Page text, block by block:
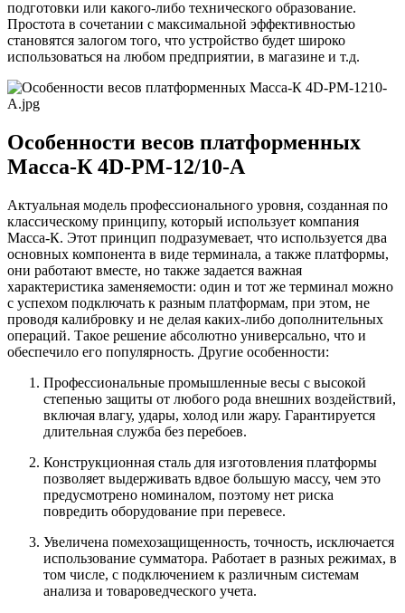
подготовки или какого-либо технического образование.
Простота в сочетании с максимальной эффективностью
становятся залогом того, что устройство будет широко
использоваться на любом предприятии, в магазине и т.д.
Особенности весов платформенных
Масса-К 4D-PM-12/10-A
Актуальная модель профессионального уровня, созданная по
классическому принципу, который использует компания
Масса-К. Этот принцип подразумевает, что используется два
основных компонента в виде терминала, а также платформы,
они работают вместе, но также задается важная
характеристика заменяемости: один и тот же терминал можно
с успехом подключать к разным платформам, при этом, не
проводя калибровку и не делая каких-либо дополнительных
операций. Такое решение абсолютно универсально, что и
обеспечило его популярность. Другие особенности:
Профессиональные промышленные весы с высокой
степенью защиты от любого рода внешних воздействий,
включая влагу, удары, холод или жару. Гарантируется
длительная служба без перебоев.
Конструкционная сталь для изготовления платформы
позволяет выдерживать вдвое большую массу, чем это
предусмотрено номиналом, поэтому нет риска
повредить оборудование при перевесе.
Увеличена помехозащищенность, точность, исключается
использование сумматора. Работает в разных режимах, в
том числе, с подключением к различным системам
анализа и товароведческого учета.